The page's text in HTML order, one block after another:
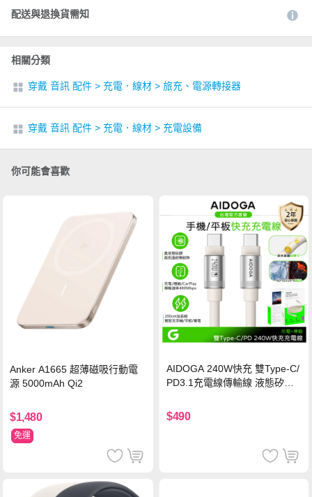
配送與退換貨需知
相關分類
穿戴 音訊 配件 > 充電．線材 > 旅充、電源轉接器
穿戴 音訊 配件 > 充電．線材 > 充電設備
你可能會喜歡
Anker A1665 超薄磁吸行動電
源 5000mAh Qi2
$1,480
免運
AIDOGA 240W快充 雙Type-C/
PD3.1充電線傳輸線 液態矽膠
機/平板/筆電
$490